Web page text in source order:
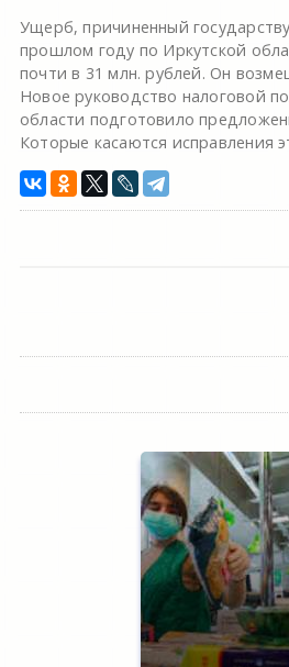
Ущерб, причиненный
прошлом году по Иркутской
почти в 31 млн. рублей. Он
Новое руководство налоговой
области подготовило
Которые касаются исправления